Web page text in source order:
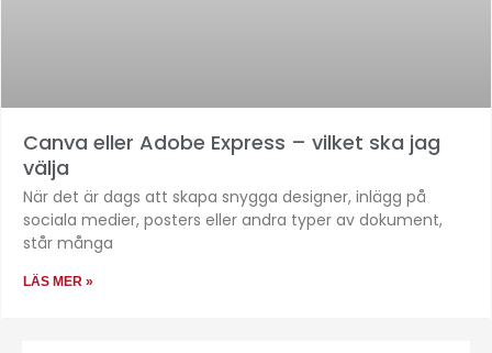
Canva eller Adobe Express – vilket ska jag
välja
När det är dags att skapa snygga designer, inlägg på
sociala medier, posters eller andra typer av dokument,
står många
LÄS MER »